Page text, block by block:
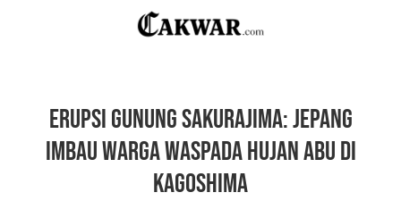
Erupsi Gunung Sakurajima: Jepang
Imbau Warga Waspada Hujan Abu di
Kagoshima